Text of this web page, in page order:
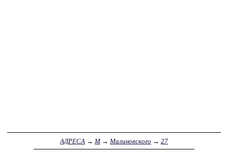
АДРЕСА → М→ Малиновского → 27